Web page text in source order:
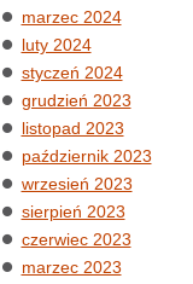
marzec 2024
luty 2024
styczeń 2024
grudzień 2023
listopad 2023
październik 2023
wrzesień 2023
sierpień 2023
czerwiec 2023
marzec 2023